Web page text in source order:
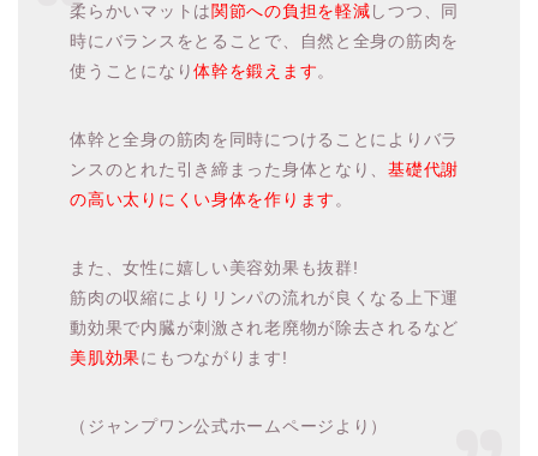
柔らかいマットは関節への負担を軽減しつつ、同
時にバランスをとることで、自然と全身の筋肉を
使うことになり体幹を鍛えます。
体幹と全身の筋肉を同時につけることによりバラ
ンスのとれた引き締まった身体となり、基礎代謝
の高い太りにくい身体を作ります。
また、女性に嬉しい美容効果も抜群!
筋肉の収縮によりリンパの流れが良くなる上下運
動効果で内臓が刺激され老廃物が除去されるなど
美肌効果にもつながります!
（ジャンプワン公式ホームページより）